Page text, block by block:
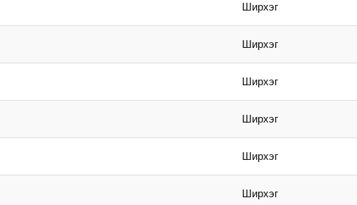
Ширхэг
Ширхэг
Ширхэг
Ширхэг
Ширхэг
Ширхэг